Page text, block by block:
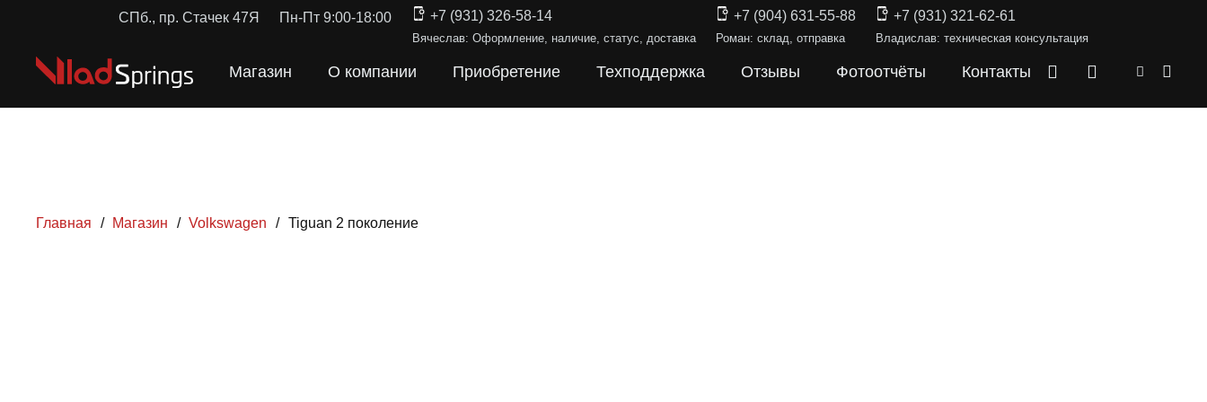
СПб., пр. Стачек 47Я Пн-Пт 9:00-18:00 +7 (931) 326-58-14
Вячеслав: Оформление, наличие, статус, доставка
+7 (904) 631-55-88
Роман: склад, отправка
+7 (931) 321-62-61
Владислав: техническая консультация
Магазин О компании Приобретение Техподдержка Отзывы Фотоотчёты Контакты
Главная / Магазин / Volkswagen / Tiguan 2 поколение